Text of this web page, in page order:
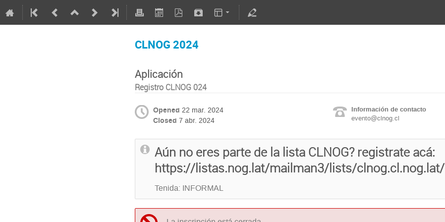
CLNOG 2024
Aplicación
Registro CLNOG 024
Opened 22 mar. 2024
Closed 7 abr. 2024
Información de contacto
evento@clnog.cl
Aún no eres parte de la lista CLNOG? registrate acá:
https://listas.nog.lat/mailman3/lists/clnog.cl.nog.lat/
Tenida: INFORMAL